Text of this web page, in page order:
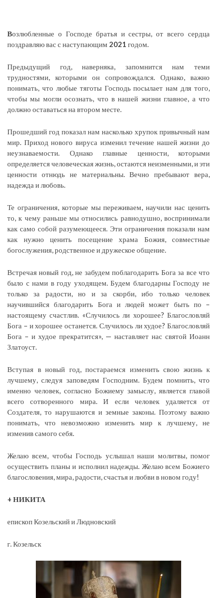
Возлюбленные о Господе братья и сестры, от всего сердца
поздравляю вас с наступающим 2021 годом.
Предыдущий год, наверняка, запомнится нам теми
трудностями, которыми он сопровождался. Однако, важно
понимать, что любые тяготы Господь посылает нам для того,
чтобы мы могли осознать, что в нашей жизни главное, а что
должно оставаться на втором месте.
Прошедший год показал нам насколько хрупок привычный нам
мир. Приход нового вируса изменил течение нашей жизни до
неузнаваемости. Однако главные ценности, которыми
определяется человеческая жизнь, остаются неизменными, и эти
ценности отнюдь не материальны. Вечно пребывают вера,
надежда и любовь.
Те ограничения, которые мы переживаем, научили нас ценить
то, к чему раньше мы относились равнодушно, воспринимали
как само собой разумеющееся. Эти ограничения показали нам
как нужно ценить посещение храма Божия, совместные
богослужения, родственное и дружеское общение.
Встречая новый год, не забудем поблагодарить Бога за все что
было с нами в году уходящем. Будем благодарны Господу не
только за радости, но и за скорби, ибо только человек
научившийся благодарить Бога и людей может быть по –
настоящему счастлив. «Случилось ли хорошее? Благословляй
Бога – и хорошее останется. Случилось ли худое? Благословляй
Бога – и худое прекратится», — наставляет нас святой Иоанн
Златоуст.
Вступая в новый год, постараемся изменить свою жизнь к
лучшему, следуя заповедям Господним. Будем помнить, что
именно человек, согласно Божиему замыслу, является главой
всего сотворенного мира. И если человек удаляется от
Создателя, то нарушаются и земные законы. Поэтому важно
понимать, что невозможно изменить мир к лучшему, не
изменив самого себя.
Желаю всем, чтобы Господь услышал наши молитвы, помог
осуществить планы и исполнил надежды. Желаю всем Божиего
благословения, мира, радости, счастья и любви в новом году!
+ НИКИТА
епископ Козельский и Людновский
г. Козельск